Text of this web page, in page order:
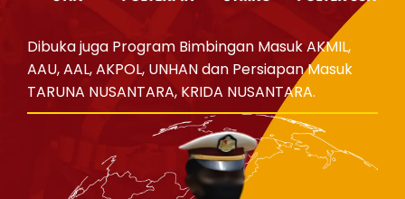
Dibuka juga Program Bimbingan Masuk AKMIL,
AAU, AAL, AKPOL, UNHAN dan Persiapan Masuk
TARUNA NUSANTARA, KRIDA NUSANTARA.